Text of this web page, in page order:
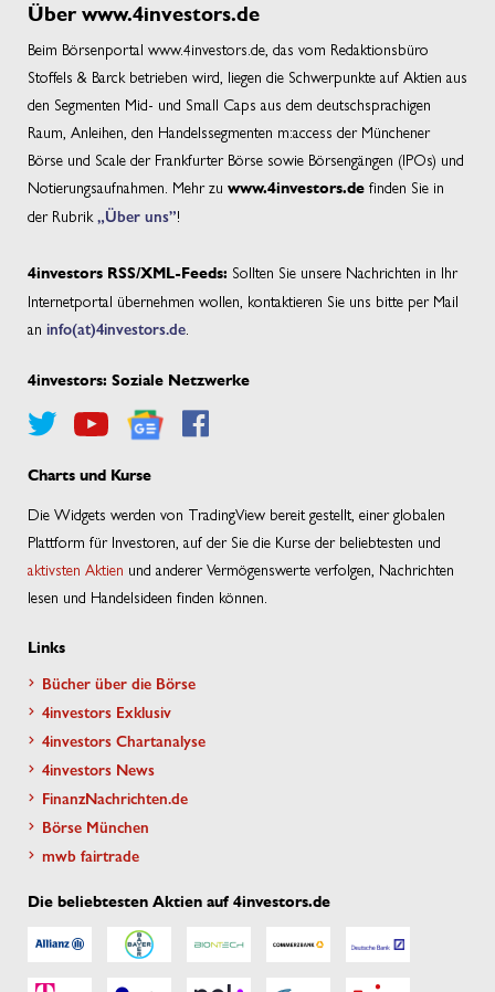
Über www.4investors.de
Beim Börsenportal www.4investors.de, das vom Redaktionsbüro
Stoffels & Barck betrieben wird, liegen die Schwerpunkte auf Aktien aus
den Segmenten Mid- und Small Caps aus dem deutschsprachigen
Raum, Anleihen, den Handelssegmenten m:access der Münchener
Börse und Scale der Frankfurter Börse sowie Börsengängen (IPOs) und
Notierungsaufnahmen. Mehr zu www.4investors.de finden Sie in
der Rubrik „Über uns”!
4investors RSS/XML-Feeds: Sollten Sie unsere Nachrichten in Ihr
Internetportal übernehmen wollen, kontaktieren Sie uns bitte per Mail
an info(at)4investors.de
4investors: Soziale Netzwerke
Charts und Kurse
Die Widgets werden von TradingView bereit gestellt, einer globalen
Plattform für Investoren, auf der Sie die Kurse der beliebtesten und
aktivsten Aktien und anderer Vermögenswerte verfolgen, Nachrichten
lesen und Handelsideen finden können.
Links
Bücher über die Börse
4investors Exklusiv
4investors Chartanalyse
4investors News
FinanzNachrichten.de
Börse München
mwb fairtrade
Die beliebtesten Aktien auf 4investors.de